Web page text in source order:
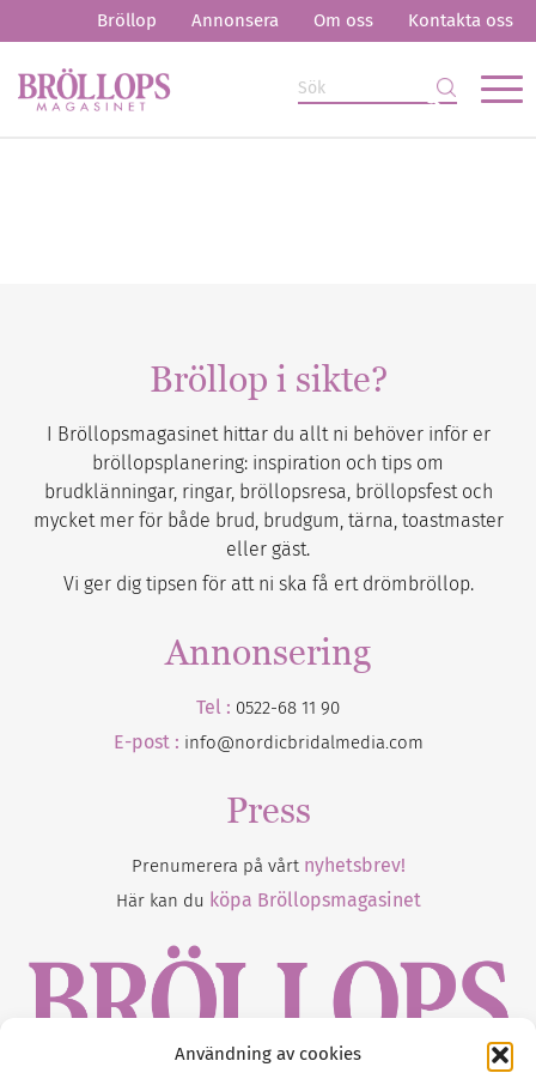
Användning av cookies
Bröllop Annonsera Om oss Kontakta oss
Bröllop i sikte?
I Bröllopsmagasinet hittar du allt ni behöver inför er
bröllopsplanering: inspiration och tips om
brudklänningar, ringar, bröllopsresa, bröllopsfest och
mycket mer för både brud, brudgum, tärna, toastmaster
eller gäst.
Vi ger dig tipsen för att ni ska få ert drömbröllop.
Annonsering
Tel : 0522-68 11 90
E-post : info@nordicbridalmedia.com
Press
Prenumerera på vårt nyhetsbrev!
Här kan du köpa Bröllopsmagasinet